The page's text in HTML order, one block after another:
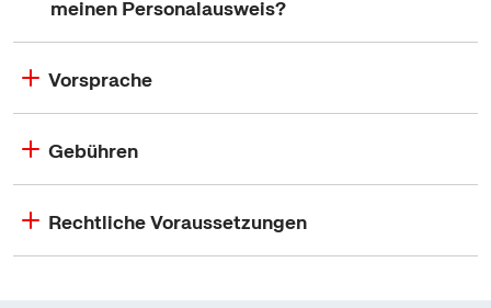
meinen Personalausweis?
Vorsprache
Gebühren
Rechtliche Voraussetzungen